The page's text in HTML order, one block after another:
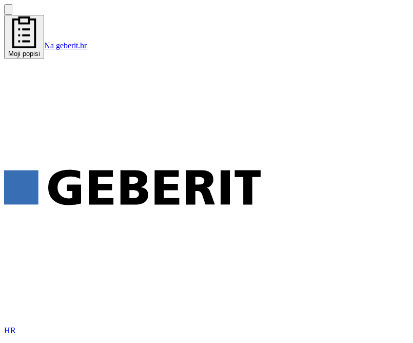
Moji popisi
Na geberit.hr
HR